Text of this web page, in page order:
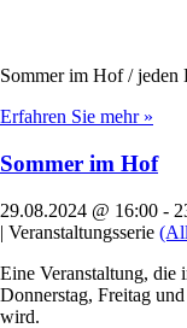
Sommer im Hof / jeden
Erfahren Sie mehr »
Sommer im Hof
29.08.2024 @ 16:00 -
| Veranstaltungsserie
Eine Veranstaltung, die
Donnerstag, Freitag
wird.